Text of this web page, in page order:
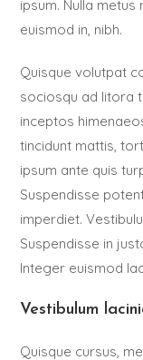
ipsum. Nulla
euismod in, nibh.
Quisque volutpat
sociosqu ad litora
inceptos
tincidunt mattis,
ipsum ante quis
Suspendisse
imperdiet.
Suspendisse in
Integer euismod
Vestibulum
Quisque cursus,